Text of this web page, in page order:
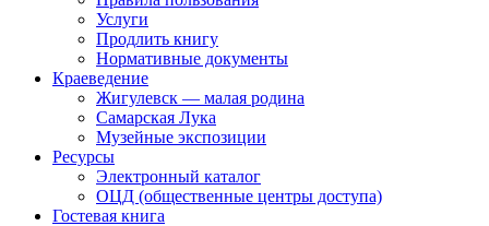
Услуги
Продлить книгу
Нормативные документы
Краеведение
Жигулевск — малая родина
Самарская Лука
Музейные экспозиции
Ресурсы
Электронный каталог
ОЦД (общественные центры доступа)
Гостевая книга